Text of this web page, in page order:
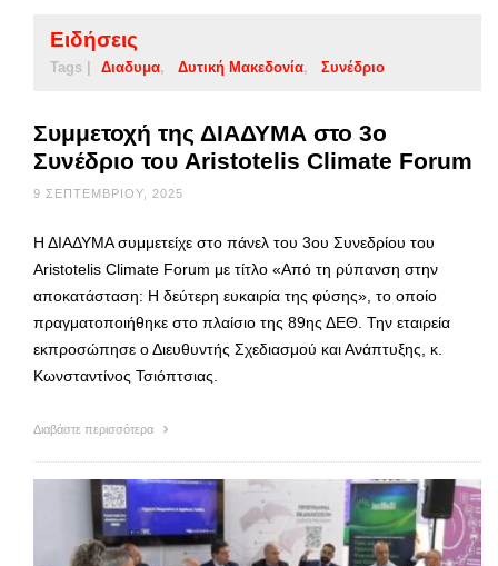
Ειδήσεις
Tags | Διαδυμα Δυτική Μακεδονία Συνέδριο
Συμμετοχή της ΔΙΑΔΥΜΑ στο 3ο
Συνέδριο του Aristotelis Climate Forum
9 ΣΕΠΤΕΜΒΡΊΟΥ, 2025
Η ΔΙΑΔΥΜΑ συμμετείχε στο πάνελ του 3ου Συνεδρίου του
Aristotelis Climate Forum με τίτλο «Από τη ρύπανση στην
αποκατάσταση: Η δεύτερη ευκαιρία της φύσης», το οποίο
πραγματοποιήθηκε στο πλαίσιο της 89ης ΔΕΘ. Την εταιρεία
εκπροσώπησε ο Διευθυντής Σχεδιασμού και Ανάπτυξης, κ.
Κωνσταντίνος Τσιόπτσιας.
Διαβάστε περισσότερα